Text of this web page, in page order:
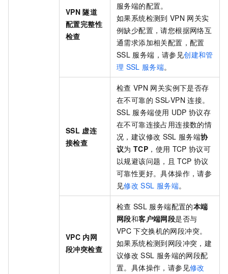
VPN 隧道
配置完整性
检查
服务端的配置。
如果系统检测到 VPN 网关实
例缺少配置，请您根据网络互
通需求添加相关配置，配置
SSL 服务端，请参见创建和管
理 SSL 服务端。
SSL 虚连
接检查
检查 VPN 网关实例下是否存
在不可靠的 SSL-VPN 连接。
SSL 服务端使用 UDP 协议存
在不可靠连接占用连接数的情
况，建议修改 SSL 服务端协
议为 TCP ，使用 TCP 协议可
以规避该问题，且 TCP 协议
可靠性更好。具体操作，请参
见修改 SSL 服务端。
VPC 内网
段冲突检查
检查 SSL 服务端配置的本端
网段和客户端网段是否与
VPC 下交换机的网段冲突。
如果系统检测到网段冲突，建
议修改 SSL 服务端的网段配
置。具体操作，请参见修改